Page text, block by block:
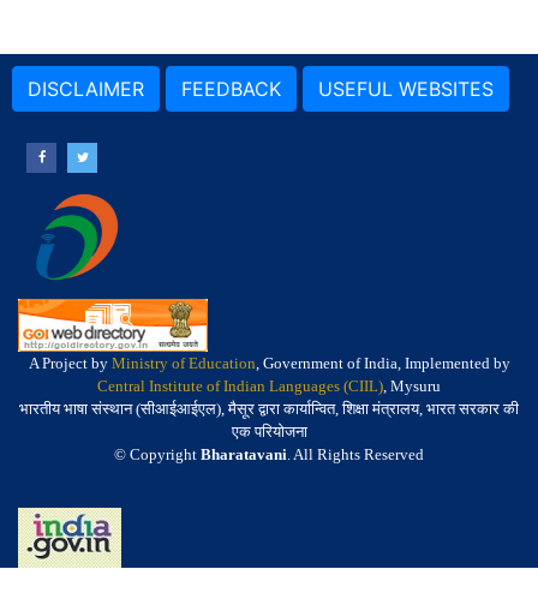
DISCLAIMER FEEDBACK USEFUL WEBSITES
A Project by Ministry of Education, Government of India, Implemented by
Central Institute of Indian Languages (CIIL), Mysuru
भारतीय भाषा संस्थान (सीआईआईएल), मैसूर द्वारा कार्यान्वित, शिक्षा मंत्रालय, भारत सरकार की
एक परियोजना
© Copyright Bharatavani. All Rights Reserved